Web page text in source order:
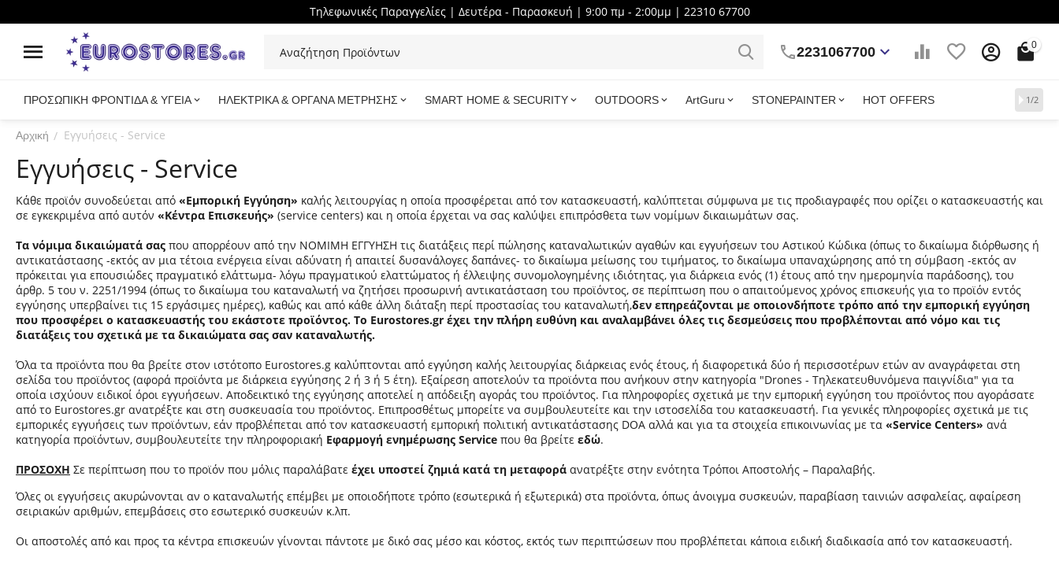
Τηλεφωνικές Παραγγελίες | Δευτέρα - Παρασκευή | 9:00 πμ - 2:00μμ | 22310 67700
2231067700 0
ΠΡΟΣΩΠΙΚΗ ΦΡΟΝΤΙΔΑ & ΥΓΕΙΑ ΗΛΕΚΤΡΙΚΑ & ΟΡΓΑΝΑ ΜΕΤΡΗΣΗΣ SMART HOME & SECURITY OUTDOORS ArtGuru STONEPAINTER HOT OFFERS 1/2
Αρχική / Εγγυήσεις - Service
Εγγυήσεις - Service
Κάθε προϊόν συνοδεύεται από «Εμπορική Εγγύηση» καλής λειτουργίας η οποία προσφέρεται από τον κατασκευαστή, καλύπτεται σύμφωνα με τις προδιαγραφές που ορίζει ο κατασκευαστής και
σε εγκεκριμένα από αυτόν «Κέντρα Επισκευής» (service centers) και η οποία έρχεται να σας καλύψει επιπρόσθετα των νομίμων δικαιωμάτων σας.
Τα νόμιμα δικαιώματά σας που απορρέουν από την ΝΟΜΙΜΗ ΕΓΓΥΗΣΗ τις διατάξεις περί πώλησης καταναλωτικών αγαθών και εγγυήσεων του Αστικού Κώδικα (όπως το δικαίωμα διόρθωσης ή
αντικατάστασης -εκτός αν μια τέτοια ενέργεια είναι αδύνατη ή απαιτεί δυσανάλογες δαπάνες- το δικαίωμα μείωσης του τιμήματος, το δικαίωμα υπαναχώρησης από τη σύμβαση -εκτός αν
πρόκειται για επουσιώδες πραγματικό ελάττωμα- λόγω πραγματικού ελαττώματος ή έλλειψης συνομολογημένης ιδιότητας, για διάρκεια ενός (1) έτους από την ημερομηνία παράδοσης), του
άρθρ. 5 του ν. 2251/1994 (όπως το δικαίωμα του καταναλωτή να ζητήσει προσωρινή αντικατάσταση του προϊόντος, σε περίπτωση που ο απαιτούμενος χρόνος επισκευής για το προϊόν εντός
εγγύησης υπερβαίνει τις 15 εργάσιμες ημέρες), καθώς και από κάθε άλλη διάταξη περί προστασίας του καταναλωτή,δεν επηρεάζονται με οποιονδήποτε τρόπο από την εμπορική εγγύηση
που προσφέρει ο κατασκευαστής του εκάστοτε προϊόντος. Το Eurostores.gr έχει την πλήρη ευθύνη και αναλαμβάνει όλες τις δεσμεύσεις που προβλέπονται από νόμο και τις
διατάξεις του σχετικά με τα δικαιώματα σας σαν καταναλωτής.
Όλα τα προϊόντα που θα βρείτε στον ιστότοπο Eurostores.g καλύπτονται από εγγύηση καλής λειτουργίας διάρκειας ενός έτους, ή διαφορετικά δύο ή περισσοτέρων ετών αν αναγράφεται στη
σελίδα του προϊόντος (αφορά προϊόντα με διάρκεια εγγύησης 2 ή 3 ή 5 έτη). Εξαίρεση αποτελούν τα προϊόντα που ανήκουν στην κατηγορία "Drones - Τηλεκατευθυνόμενα παιγνίδια" για τα
οποία ισχύουν ειδικοί όροι εγγυήσεων. Αποδεικτικό της εγγύησης αποτελεί η απόδειξη αγοράς του προϊόντος. Για πληροφορίες σχετικά με την εμπορική εγγύηση του προϊόντος που αγοράσατε
από το Eurostores.gr ανατρέξτε και στη συσκευασία του προϊόντος. Επιπροσθέτως μπορείτε να συμβουλευτείτε και την ιστοσελίδα του κατασκευαστή. Για γενικές πληροφορίες σχετικά με τις
εμπορικές εγγυήσεις των προϊόντων, εάν προβλέπεται από τον κατασκευαστή εμπορική πολιτική αντικατάστασης DOA αλλά και για τα στοιχεία επικοινωνίας με τα «Service Centers» ανά
κατηγορία προϊόντων, συμβουλευτείτε την πληροφοριακή Εφαρμογή ενημέρωσης Service που θα βρείτε εδώ.
ΠΡΟΣΟΧΗ Σε περίπτωση που το προϊόν που μόλις παραλάβατε έχει υποστεί ζημιά κατά τη μεταφορά ανατρέξτε στην ενότητα Τρόποι Αποστολής – Παραλαβής.
Όλες οι εγγυήσεις ακυρώνονται αν ο καταναλωτής επέμβει με οποιοδήποτε τρόπο (εσωτερικά ή εξωτερικά) στα προϊόντα, όπως άνοιγμα συσκευών, παραβίαση ταινιών ασφαλείας, αφαίρεση
σειριακών αριθμών, επεμβάσεις στο εσωτερικό συσκευών κ.λπ.
Οι αποστολές από και προς τα κέντρα επισκευών γίνονται πάντοτε με δικό σας μέσο και κόστος, εκτός των περιπτώσεων που προβλέπεται κάποια ειδική διαδικασία από τον κατασκευαστή.